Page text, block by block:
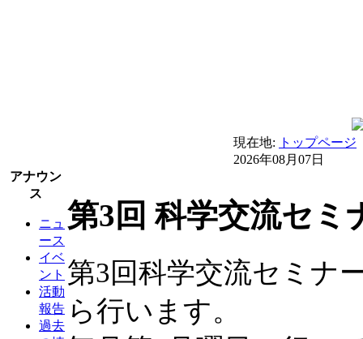
現在地:
トップページ
2026年08月07日
アナウン
ス
ニュ
ース
イベ
ント
活動
報告
過去
第3回 科学交流セミ
第3回科学交流セミナ
ら行います。